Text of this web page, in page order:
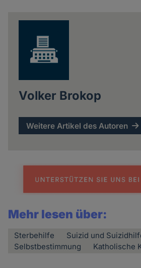
Volker Brokop
Weitere Artikel des Autoren
Mehr lesen über:
Sterbehilfe Suizid und
Selbstbestimmung
Katholische